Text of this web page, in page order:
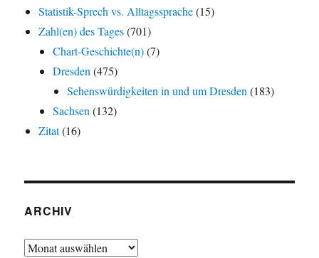
Statistik-Sprech vs. Alltagssprache(15)
Zahl(en) des Tages(701)
Chart-Geschichte(n)(7)
Dresden (475)
Sehenswürdigkeiten in und um Dresden (183)
Sachsen (132)
Zitat(16)
ARCHIV
Archiv